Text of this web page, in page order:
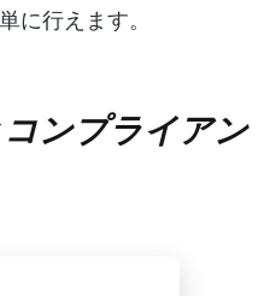
に行えます。
ンプライアン